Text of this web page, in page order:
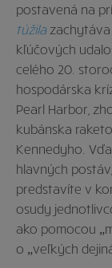
postavená na
túžilazachytáva
kľúčových
celého 20.
hospodárska
Pearl Harbor,
kubánska
Kennedyho.
hlavných
predstavíte v
osudy
ako pomocou
o „veľkých